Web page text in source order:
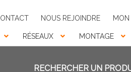
NOUS REJOINDRE
RÉSEAUX MONTAGE
Recherche pour :
Recherche